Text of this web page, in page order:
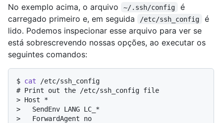
No exemplo acima, o arquivo ~/.ssh/config
é
carregado primeiro e, em seguida
/etc/ssh_config
é
lido. Podemos inspecionar esse arquivo para ver se
está sobrescrevendo nossas opções, ao executar os
seguintes comandos:
$ cat /etc/ssh_config
# Print out the /etc/ssh_config file
> Host *
>
  SendEnv LANG LC_*
>
  ForwardAgent no